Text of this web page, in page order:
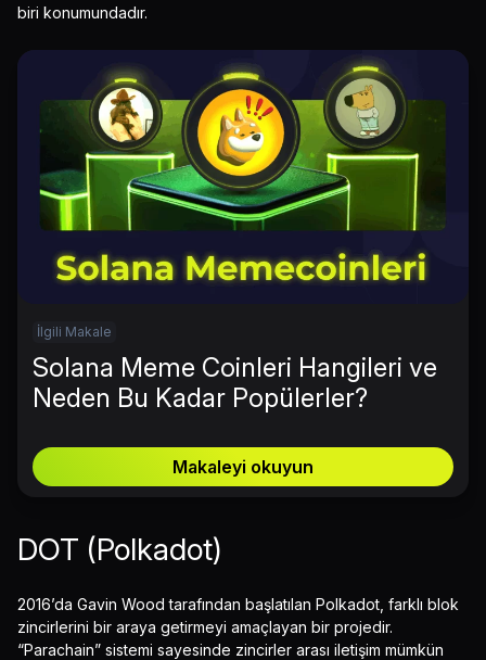
biri konumundadır.
İlgili Makale
Solana Meme Coinleri Hangileri ve
Neden Bu Kadar Popülerler?
Makaleyi okuyun
DOT (Polkadot)
2016’da Gavin Wood tarafından başlatılan Polkadot, farklı blok
zincirlerini bir araya getirmeyi amaçlayan bir projedir.
“Parachain” sistemi sayesinde zincirler arası iletişim mümkün